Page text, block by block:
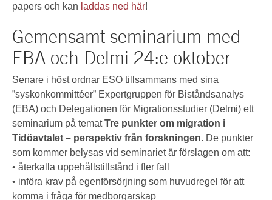
papers och kan laddas ned här!
Gemensamt seminarium med
EBA och Delmi 24:e oktober
Senare i höst ordnar ESO tillsammans med sina
”syskonkommittéer” Expertgruppen för Biståndsanalys
(EBA) och Delegationen för Migrationsstudier (Delmi) ett
seminarium på tematTre punkter om migration i
Tidöavtalet – perspektiv från forskningen. De punkter
som kommer belysas vid seminariet är förslagen om att:
• återkalla uppehållstillstånd i fler fall
• införa krav på egenförsörjning som huvudregel för att
komma i fråga för medborgarskap